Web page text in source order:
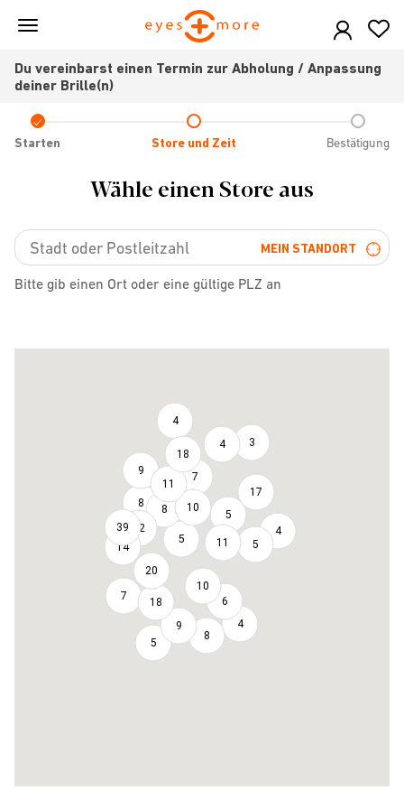
Skip
content
Du vereinbarst einen Termin zur Abholung / Anpassung
deiner Brille(n)
Check
icon
Starten Store und Zeit Bestätigung
Wähle einen Store aus
MEIN STANDORT
Bitte gib einen Ort oder eine gültige PLZ an
9
39
8
4
18
14
11
12
7
8
20
7
10
4
5
18
3
5
5
11
10
9
17
5
8
6
4
4